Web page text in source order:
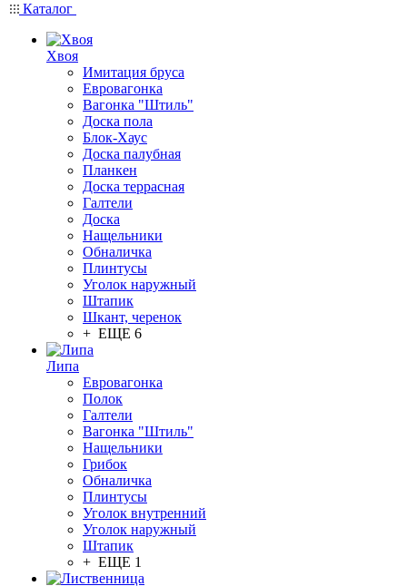
Каталог
Хвоя
Имитация бруса
Евровагонка
Вагонка "Штиль"
Доска пола
Блок-Хаус
Доска палубная
Планкен
Доска террасная
Галтели
Доска
Нащельники
Обналичка
Плинтусы
Уголок наружный
Штапик
Шкант, черенок
+ ЕЩЕ 6
Липа
Евровагонка
Полок
Галтели
Вагонка "Штиль"
Нащельники
Грибок
Обналичка
Плинтусы
Уголок внутренний
Уголок наружный
Штапик
+ ЕЩЕ 1